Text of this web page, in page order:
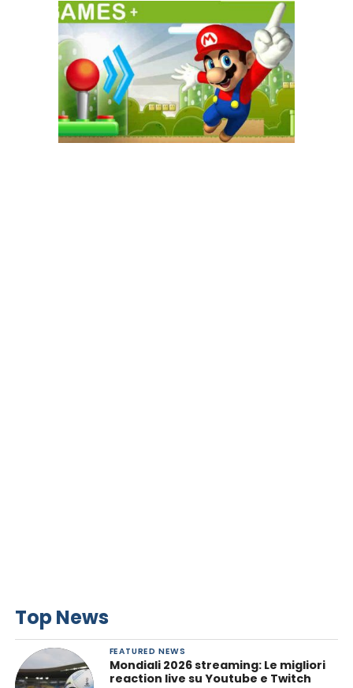
Top News
FEATURED NEWS
Mondiali 2026 streaming: Le migliori
reaction live su Youtube e Twitch